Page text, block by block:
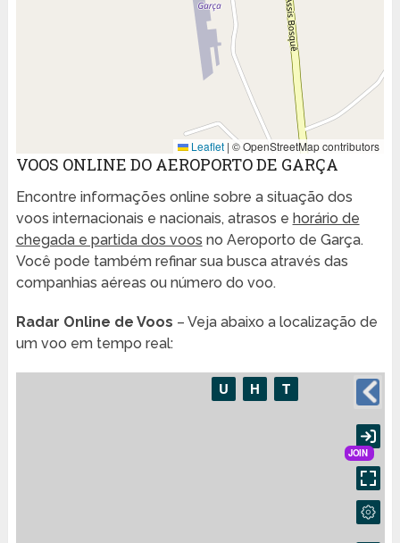
Leaflet | © OpenStreetMap contributors
VOOS ONLINE DO AEROPORTO DE GARÇA
Encontre informações online sobre a situação dos
voos internacionais e nacionais, atrasos e horário de
chegada e partida dos voos no Aeroporto de Garça.
Você pode também refinar sua busca através das
companhias aéreas ou número do voo.
Radar Online de Voos – Veja abaixo a localização de
um voo em tempo real: